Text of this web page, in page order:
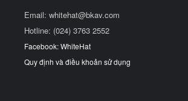
Email: whitehat@bkav.com
Hotline: (024) 3763 2552
Facebook: WhiteHat
Quy định và điều khoản sử dụng